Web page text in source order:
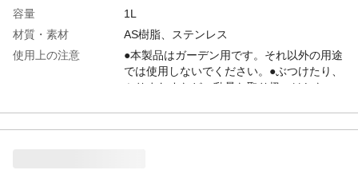
容量
1L
材質・素材
AS樹脂、ステンレス
使用上の注意
●本製品はガーデン用です。それ以外の用途
では使用しないでください。●ぶつけたり、
ふりまわすなど、乱暴な取り扱いはしない